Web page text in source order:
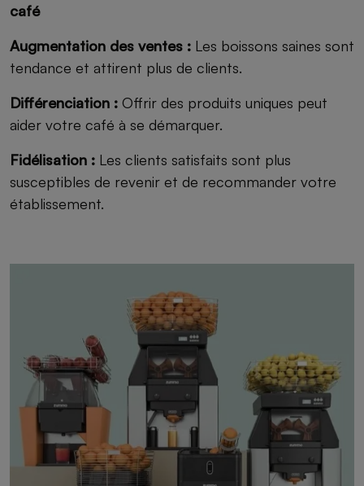
café
Augmentation des ventes : Les boissons saines sont
tendance et attirent plus de clients.
Différenciation : Offrir des produits uniques peut
aider votre café à se démarquer.
Fidélisation : Les clients satisfaits sont plus
susceptibles de revenir et de recommander votre
établissement.